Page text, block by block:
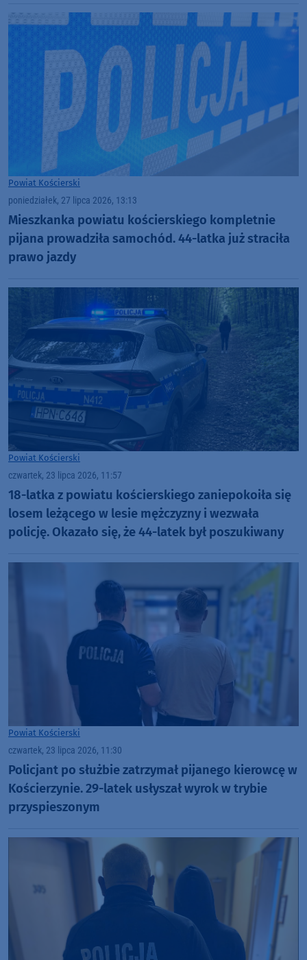
Powiat Kościerski
poniedziałek, 27 lipca 2026, 13:13
Mieszkanka powiatu kościerskiego kompletnie
pijana prowadziła samochód. 44-latka już straciła
prawo jazdy
Powiat Kościerski
czwartek, 23 lipca 2026, 11:57
18-latka z powiatu kościerskiego zaniepokoiła się
losem leżącego w lesie mężczyzny i wezwała
policję. Okazało się, że 44-latek był poszukiwany
Powiat Kościerski
czwartek, 23 lipca 2026, 11:30
Policjant po służbie zatrzymał pijanego kierowcę w
Kościerzynie. 29-latek usłyszał wyrok w trybie
przyspieszonym